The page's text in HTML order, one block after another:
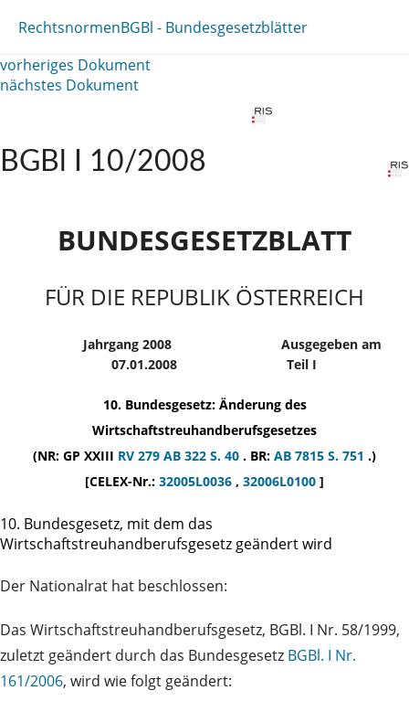
RechtsnormenBGBl - Bundesgesetzblätter
vorheriges Dokument
nächstes Dokument
BGBl I 10/2008
BUNDESGESETZBLATT
FÜR DIE REPUBLIK ÖSTERREICH
Jahrgang 2008
Ausgegeben am
07.01.2008
Teil I
10. Bundesgesetz: Änderung des
Wirtschaftstreuhandberufsgesetzes
(NR: GP XXIII RV 279 AB 322 S. 40 . BR: AB 7815 S. 751 .)
[CELEX-Nr.: 32005L0036 , 32006L0100 ]
10. Bundesgesetz, mit dem das
Wirtschaftstreuhandberufsgesetz geändert wird
Der Nationalrat hat beschlossen:
Das Wirtschaftstreuhandberufsgesetz, BGBl. I Nr. 58/1999,
zuletzt geändert durch das Bundesgesetz BGBl. I Nr.
161/2006, wird wie folgt geändert: